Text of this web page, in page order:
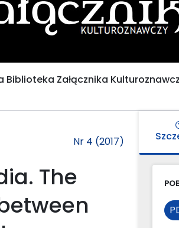
Biblioteka Załącznika
Nr 4 (2017)
The